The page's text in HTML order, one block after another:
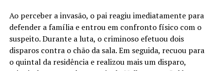
Ao perceber a invasão, o pai reagiu imediatamente para
defender a família e entrou em confronto físico com o
suspeito. Durante a luta, o criminoso efetuou dois
disparos contra o chão da sala. Em seguida, recuou para
o quintal da residência e realizou mais um disparo,